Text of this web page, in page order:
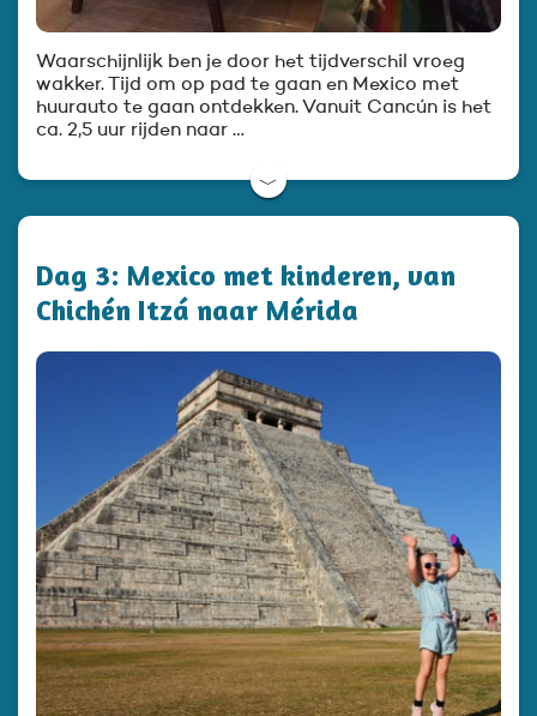
Waarschijnlijk ben je door het tijdverschil vroeg
wakker. Tijd om op pad te gaan en Mexico met
huurauto te gaan ontdekken. Vanuit Cancún is het
ca. 2,5 uur rijden naar …
﹀
Dag 3: Mexico met kinderen, van
Chichén Itzá naar Mérida